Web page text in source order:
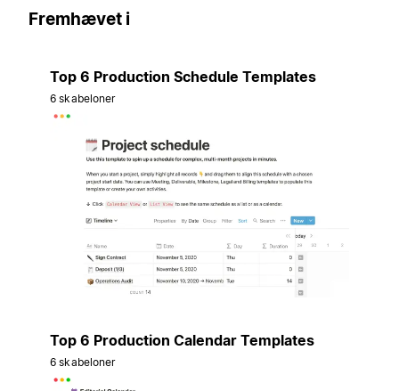
Fremhævet i
Top 6 Production Schedule Templates
6 skabeloner
Top 6 Production Calendar Templates
6 skabeloner